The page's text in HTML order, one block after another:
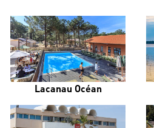
Lacanau Océan